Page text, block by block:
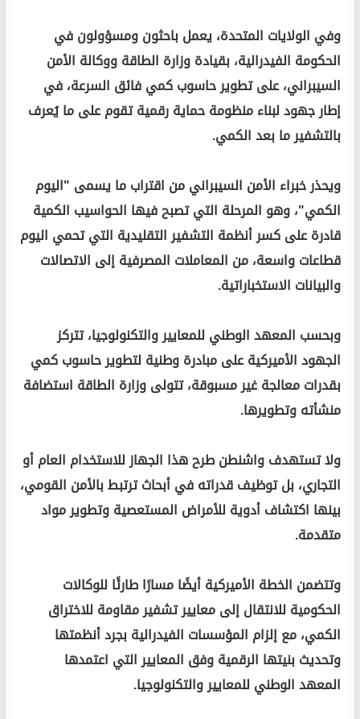
وفي الولايات المتحدة، يعمل باحثون ومسؤولون في
الحكومة الفيدرالية، بقيادة وزارة الطاقة ووكالة الأمن
السيبراني، على تطوير حاسوب كمي فائق السرعة، في
إطار جهود لبناء منظومة حماية رقمية تقوم على ما يُعرف
بالتشفير ما بعد الكمي.
ويحذر خبراء الأمن السيبراني من اقتراب ما يسمى "اليوم
الكمي"، وهو المرحلة التي تصبح فيها الحواسيب الكمية
قادرة على كسر أنظمة التشفير التقليدية التي تحمي اليوم
قطاعات واسعة، من المعاملات المصرفية إلى الاتصالات
والبيانات الاستخباراتية.
وبحسب المعهد الوطني للمعايير والتكنولوجيا، تتركز
الجهود الأميركية على مبادرة وطنية لتطوير حاسوب كمي
بقدرات معالجة غير مسبوقة، تتولى وزارة الطاقة استضافة
منشأته وتطويرها.
ولا تستهدف واشنطن طرح هذا الجهاز للاستخدام العام أو
التجاري، بل توظيف قدراته في أبحاث ترتبط بالأمن القومي،
بينها اكتشاف أدوية للأمراض المستعصية وتطوير مواد
متقدمة.
وتتضمن الخطة الأميركية أيضًا مسارًا طارئًا للوكالات
الحكومية للانتقال إلى معايير تشفير مقاومة للاختراق
الكمي، مع إلزام المؤسسات الفيدرالية بجرد أنظمتها
وتحديث بنيتها الرقمية وفق المعايير التي اعتمدها
المعهد الوطني للمعايير والتكنولوجيا.